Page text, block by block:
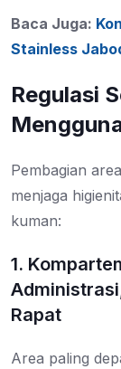
Baca Juga:
Stainless
Regulasi
Pembagian
menjaga
kuman:
1.
Rapat
Area paling